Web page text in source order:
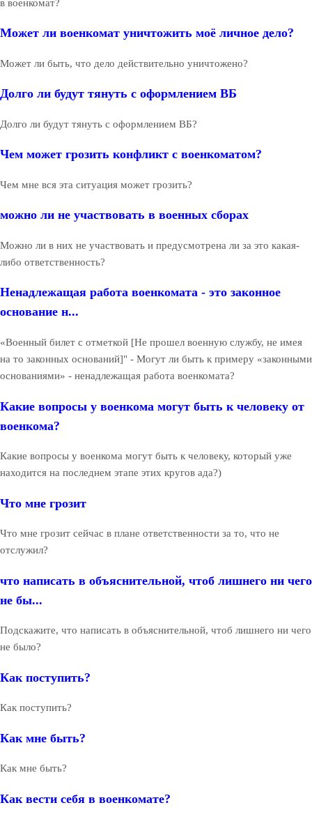
в военкомат?
Может ли военкомат уничтожить моё личное дело?
Может ли быть, что дело действительно уничтожено?
Долго ли будут тянуть с оформлением ВБ
Долго ли будут тянуть с оформлением ВБ?
Чем может грозить конфликт с военкоматом?
Чем мне вся эта ситуация может грозить?
можно ли не участвовать в военных сборах
Можно ли в них не участвовать и предусмотрена ли за это какая-
либо ответственность?
Ненадлежащая работа военкомата - это законное
основание н...
«Военный билет с отметкой [Не прошел военную службу, не имея
на то законных оснований]" - Могут ли быть к примеру «законными
основаниями» - ненадлежащая работа военкомата?
Какие вопросы у военкома могут быть к человеку от
военкома?
Какие вопросы у военкома могут быть к человеку, который уже
находится на последнем этапе этих кругов ада?)
Что мне грозит
Что мне грозит сейчас в плане ответственности за то, что не
отслужил?
что написать в объяснительной, чтоб лишнего ни чего
не бы...
Подскажите, что написать в объяснительной, чтоб лишнего ни чего
не было?
Как поступить?
Как поступить?
Как мне быть?
Как мне быть?
Как вести себя в военкомате?